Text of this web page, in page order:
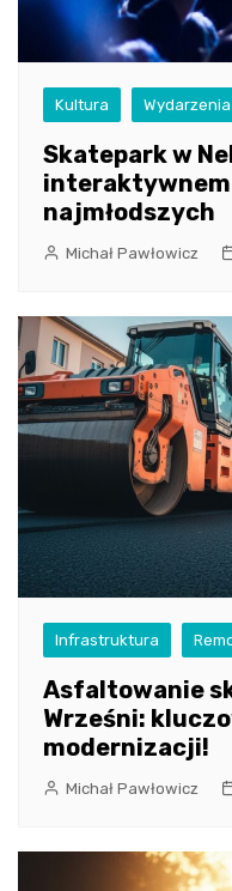
Kultura Wydarzenia
Skatepark w
najmłodszych
Michał Pawłowicz
Infrastruktura
Asfaltowanie
Wrześni:
modernizacji!
Michał Pawłowicz